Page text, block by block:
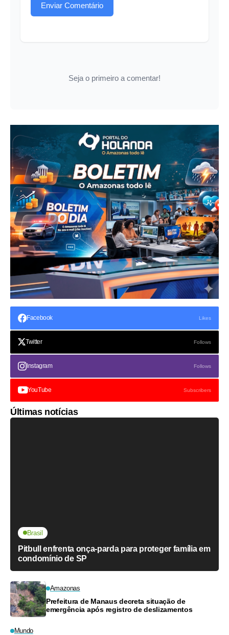
Enviar Comentário
Seja o primeiro a comentar!
Facebook Likes
Twitter Follows
Instagram Follows
YouTube Subscribers
Últimas notícias
Brasil
Pitbull enfrenta onça-parda para proteger família em
condomínio de SP
Amazonas
Prefeitura de Manaus decreta situação de
emergência após registro de deslizamentos
Mundo